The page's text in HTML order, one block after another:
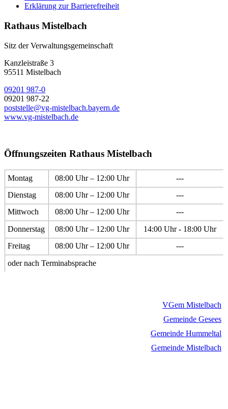
Erklärung zur Barrierefreiheit
Rathaus Mistelbach
Sitz der Verwaltungsgemeinschaft
Kanzleistraße 3
95511 Mistelbach
09201 987-0
09201 987-22
poststelle@vg-mistelbach.bayern.de
www.vg-mistelbach.de
Öffnungszeiten Rathaus Mistelbach
Montag 08:00 Uhr – 12:00 Uhr
---
Dienstag
08:00 Uhr – 12:00 Uhr
---
Mittwoch
08:00 Uhr – 12:00 Uhr
---
Donnerstag
08:00 Uhr – 12:00 Uhr
14:00 Uhr - 18:00 Uhr
Freitag
08:00 Uhr – 12:00 Uhr
---
oder nach Terminabsprache
VGem Mistelbach
Gemeinde Gesees
Gemeinde Hummeltal
Gemeinde Mistelbach